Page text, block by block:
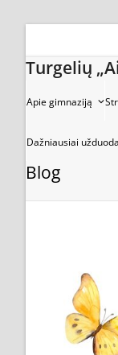
Turgelių
Apie gimnaziją
Dažniausiai
Blog